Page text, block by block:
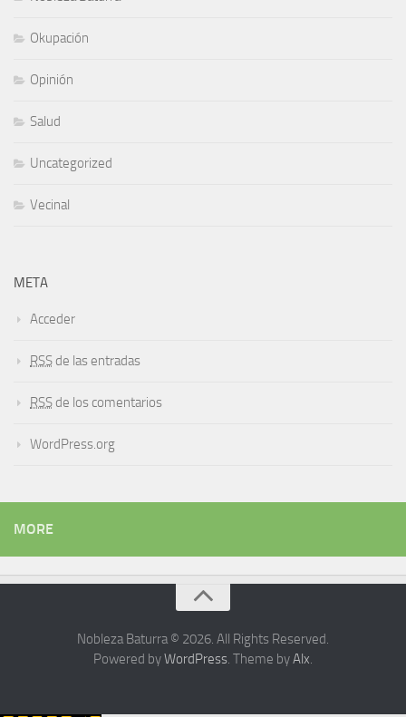
Okupación
Opinión
Salud
Uncategorized
Vecinal
META
Acceder
RSS de las entradas
RSS de los comentarios
WordPress.org
MORE
Nobleza Baturra © 2026. All Rights Reserved.
Powered byWordPress. Theme byAlx.